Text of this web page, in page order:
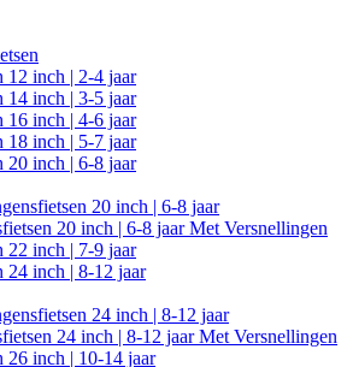
12 inch | 2-4 jaar
14 inch | 3-5 jaar
16 inch | 4-6 jaar
18 inch | 5-7 jaar
20 inch | 6-8 jaar
20 inch | 6-8 jaar
20 inch | 6-8 jaar Met Versnellingen
22 inch | 7-9 jaar
24 inch | 8-12 jaar
24 inch | 8-12 jaar
24 inch | 8-12 jaar Met Versnellingen
26 inch | 10-14 jaar